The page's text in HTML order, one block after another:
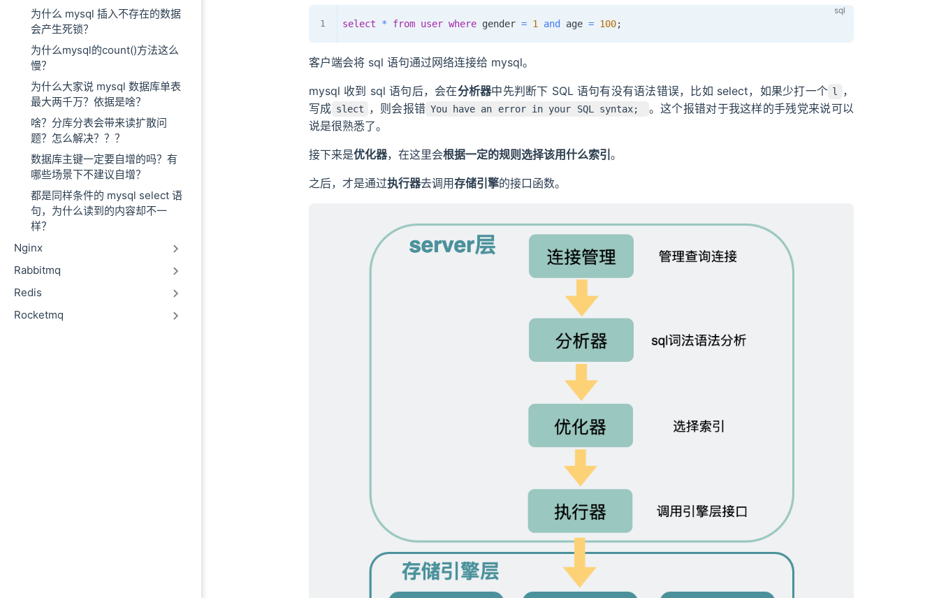
为什么 mysql 插入不存在的数据
会产生死锁？
为什么mysql的count()方法这么
慢？
为什么大家说 mysql 数据库单表
最大两千万？依据是啥？
啥？分库分表会带来读扩散问
题？怎么解决？？？
数据库主键一定要自增的吗？有
哪些场景下不建议自增？
都是同样条件的 mysql select 语
句，为什么读到的内容却不一
样？
Nginx
Rabbitmq
Redis
Rocketmq
select * from user where gender = 1 and age = 100;
客户端会将 sql 语句通过网络连接给 mysql。
mysql 收到 sql 语句后，会在分析器中先判断下 SQL 语句有没有语法错误，比如 select，如果少打一个 l
，
写成 slect ，则会报错 You have an error in your SQL syntax;
。这个报错对于我这样的手残党来说可以
说是很熟悉了。
接下来是优化器，在这里会根据一定的规则选择该用什么索引 。
之后，才是通过执行器去调用存储引擎的接口函数。